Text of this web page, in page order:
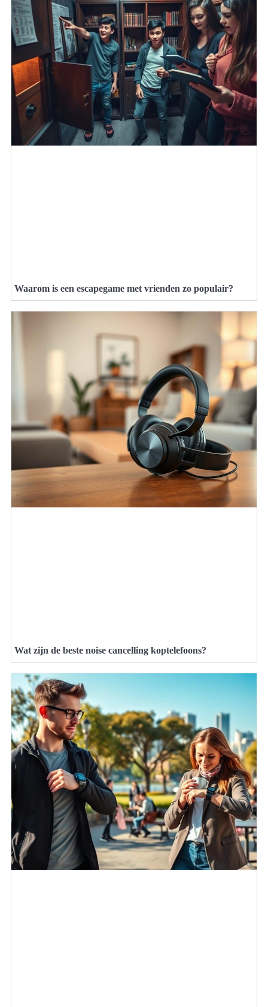
Waarom is een escapegame met vrienden zo populair?
Wat zijn de beste noise cancelling koptelefoons?